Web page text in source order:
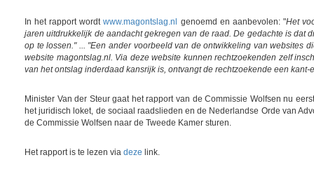
In het rapport wordtwww.magontslag.nl genoemd en aanbevolen: "Het
jaren uitdrukkelijk de aandacht gekregen van de raad. De gedachte is
op te lossen." ... "Een ander voorbeeld van de ontwikkeling van websites
website magontslag.nl. Via deze website kunnen rechtzoekenden zelf
van het ontslag inderdaad kansrijk is, ontvangt de rechtzoekende een
Minister Van der Steur gaat het rapport van de Commissie Wolfsen nu
het juridisch loket, de sociaal raadslieden en de Nederlandse Orde van
de Commissie Wolfsen naar de Tweede Kamer sturen.
Het rapport is te lezen via deze link.